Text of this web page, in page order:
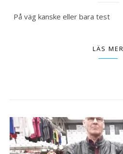
På väg kanske eller bara test
LÄS MER